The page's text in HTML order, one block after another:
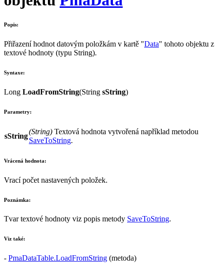
Popis:
Přiřazení hodnot datovým položkám v kartě "Data" tohoto objektu z
textové hodnoty (typu String).
Syntaxe:
Long LoadFromString(String sString)
Parametry:
sString
(String) Textová hodnota vytvořená například metodou
SaveToString.
Vrácená hodnota:
Vrací počet nastavených položek.
Poznámka:
Tvar textové hodnoty viz popis metody SaveToString.
Viz také:
- PmaDataTable.LoadFromString (metoda)